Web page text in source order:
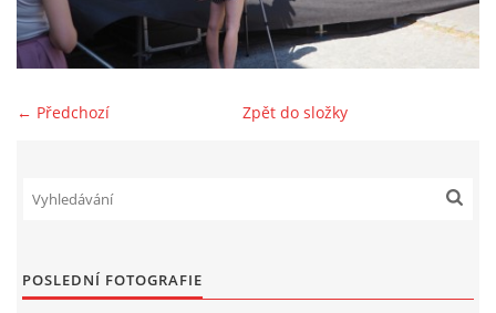
Old Fiat Club historie
Vývozy a osvědčení
← Předchozí Zpět do složky
POSLEDNÍ FOTOGRAFIE